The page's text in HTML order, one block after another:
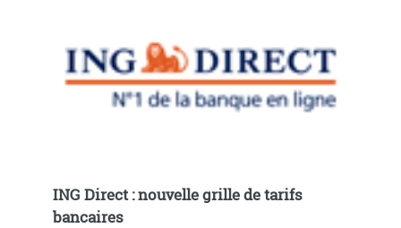
ING Direct : nouvelle grille de tarifs
bancaires